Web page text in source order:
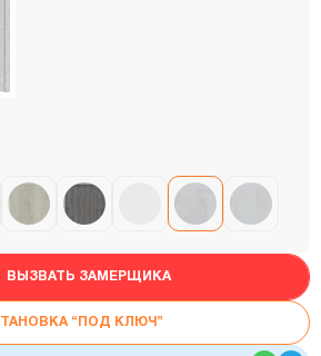
ВЫЗВАТЬ ЗАМЕРЩИКА
“ПОД КЛЮЧ”